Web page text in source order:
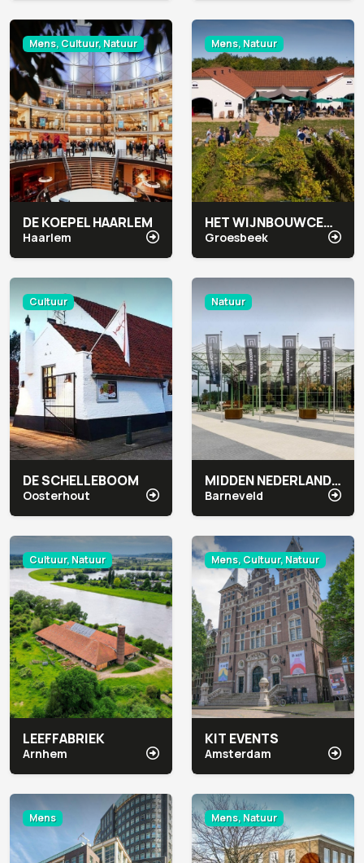
Mens, Cultuur, Natuur
DE KOEPEL HAARLEM
Haarlem
Mens, Natuur
HET WIJNBOUWCENTRUM
Groesbeek
Cultuur
DE SCHELLEBOOM
Oosterhout
Natuur
MIDDEN NEDERLAND HALLEN
Barneveld
Cultuur, Natuur
LEEFFABRIEK
Arnhem
Mens, Cultuur, Natuur
KIT EVENTS
Amsterdam
Mens Mens, Natuur